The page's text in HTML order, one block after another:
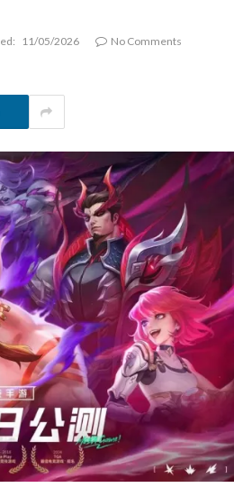
11/05/2026
No Comments